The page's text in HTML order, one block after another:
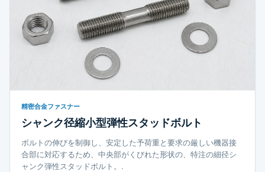
精密合金ファスナー
シャンク径縮小型弾性スタッドボルト
ボルトの伸びを制御し、安定した予荷重と要求の厳しい機器接
合部に対応するため、中央部がくびれた形状の、特注の細径シ
ャンク弾性スタッドボルト。.